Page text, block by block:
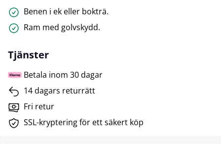
Benen i ek eller bokträ.
Ram med golvskydd.
Tjänster
Betala inom 30 dagar
14 dagars returrätt
Fri retur
SSL-kryptering för ett säkert köp